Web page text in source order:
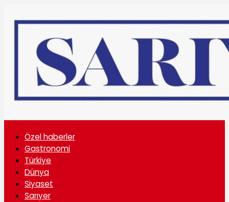
Özel haberler
Gastronomi
Türkiye
Dünya
Siyaset
Sarıyer